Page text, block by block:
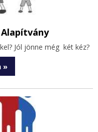
Jól jönne még két kéz?
»